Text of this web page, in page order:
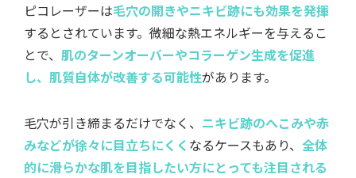
ピコレーザーは毛穴の開きやニキビ跡にも効果を発揮
するとされています。微細な熱エネルギーを与えるこ
とで、 肌のターンオーバーやコラーゲン生成を促進
し、肌質自体が改善する可能性があります。
毛穴が引き締まるだけでなく、 ニキビ跡のへこみや赤
みなどが徐々に目立ちにくく なるケースもあり、 全体
的に滑らかな肌を目指したい方にとっても注目される